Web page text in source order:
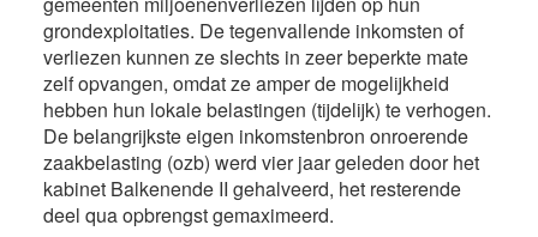
grondexploitaties. De tegenvallende inkomsten of
verliezen kunnen ze slechts in zeer beperkte mate
zelf opvangen, omdat ze amper de mogelijkheid
hebben hun lokale belastingen (tijdelijk) te verhogen.
De belangrijkste eigen inkomstenbron onroerende
zaakbelasting (ozb) werd vier jaar geleden door het
kabinet Balkenende II gehalveerd, het resterende
deel qua opbrengst gemaximeerd.